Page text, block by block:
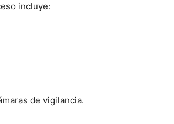
incluye:
de vigilancia.